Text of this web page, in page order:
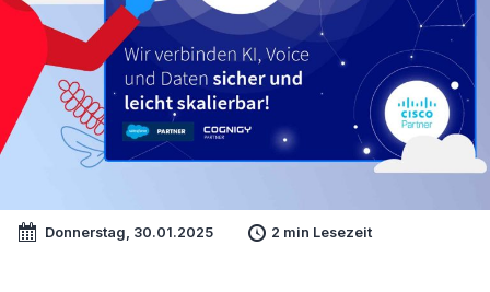
Donnerstag, 30.01.2025 2 min Lesezeit